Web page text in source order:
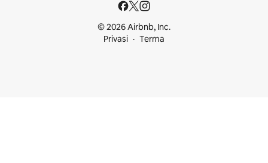
© 2026 Airbnb, Inc.
Privasi
Terma